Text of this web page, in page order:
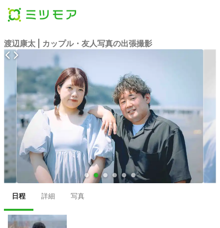
渡辺康太 | カップル・友人写真の出張撮影
● ● ● ● ● ●
日程 詳細 写真